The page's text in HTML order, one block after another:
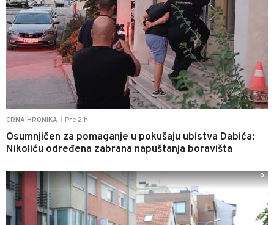
CRNA HRONIKA Pre 2 h
Osumnjičen za pomaganje u pokušaju ubistva Dabića:
Nikoliću određena zabrana napuštanja boravišta
0